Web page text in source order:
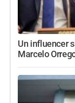
Un influencer
Marcelo